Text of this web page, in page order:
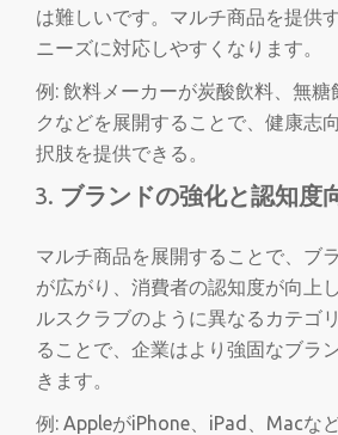
は難しいです。マルチ商品を提供
ニーズに対応しやすくなります。
例: 飲料メーカーが炭酸飲料、無糖
クなどを展開することで、健康志
択肢を提供できる。
ブランドの強化と認知度
マルチ商品を展開することで、ブ
が広がり、消費者の認知度が向上
ルスクラブのように異なるカテゴ
ることで、企業はより強固なブラ
きます。
例: AppleがiPhone、iPad、Macな